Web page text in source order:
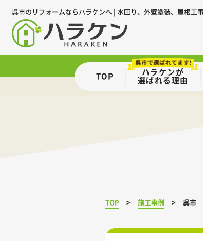
呉市のリフォームならハラケンへ | 水回り、外壁塗装、屋根工
TOP ハラケンが
選ばれる理由
TOP
施工事例 呉市